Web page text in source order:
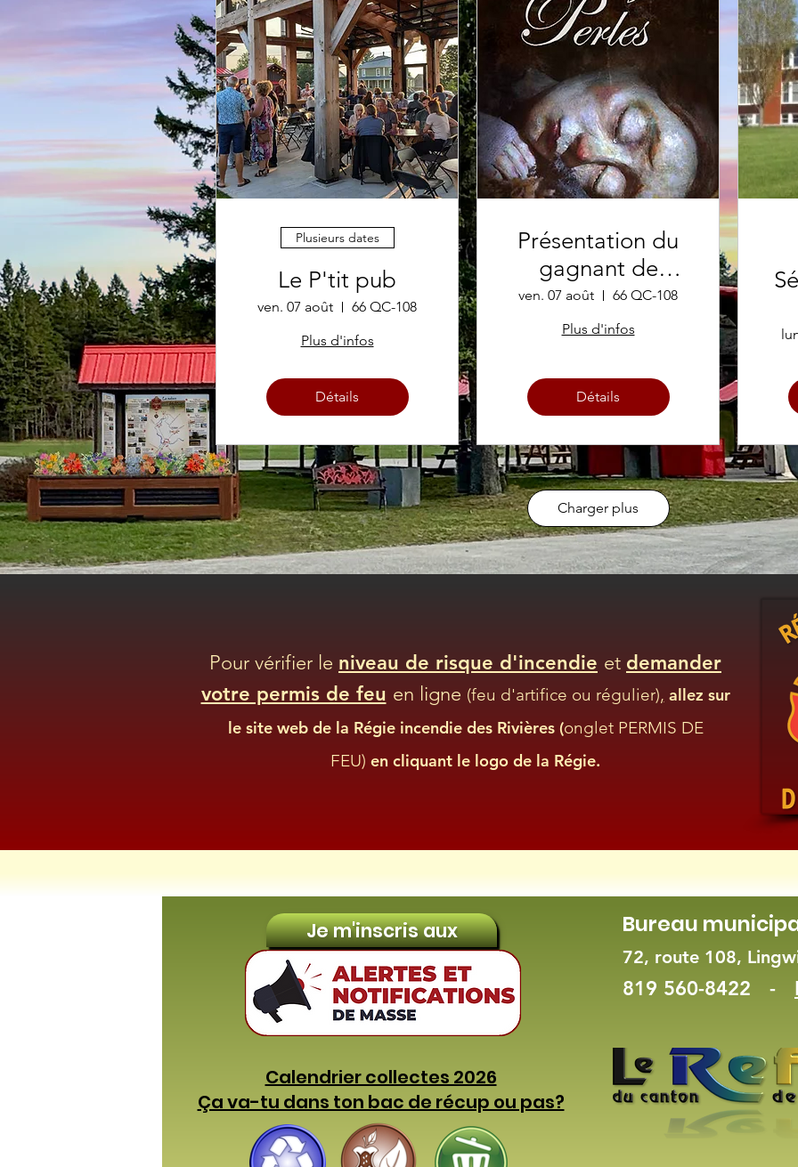
Plusieurs dates
Le P'tit pub
ven. 07 août
66 QC-108
Plus d'infos
Détails
Présentation du
gagnant de
l'Oscar du
meilleur court
d'animation en
compagnie de
Mandalian
ven. 07 août
66 QC-108
Plus d'infos
Détails
Charger plus
Pour vérifier le niveau de risque d'incendie et demander
votre permis de feu en ligne (feu d'artifice ou régulier), allez sur
le site web de la Régie incendie des Rivières (onglet PERMIS DE
FEU) en cliquant le logo de la Régie.
Je m'inscris aux
Calendrier collectes 2026
Ça va-tu dans ton bac de récup ou pas?
Bureau
72, route 108,
819 560-8422 -